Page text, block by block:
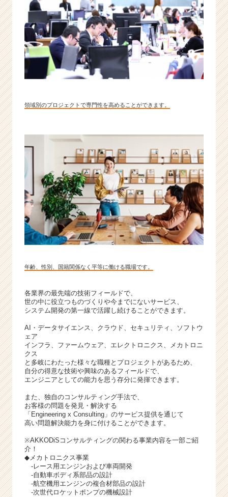
領域別のプロジェクトで専門性を高めることができます。
年齢、性別、国籍関係なく平等に働ける職場です。
各業界の最先端の技術フィールドで、
世の中に役立つものづくりや今までにないサービス、
システム開発の第一線で活躍し続けることができます。
AI・データサイエンス、クラウド、セキュリティ、ソフトウ
ェア
インフラ、ファームウェア、エレクトロニクス、メカトロニ
クス
と多岐にわたった様々な職種とプロジェクトがあるため、
自分の得意な技術や興味のあるフィールドで、
エンジニアとしての能力を思う存分に発揮できます。
また、独自のコンサルティング手法で、
お客様の問題を発見・解決する
「Engineering x Consulting」のサービス提供を通じて
高い問題解決能力を身に付けることができます。
※AKKODiSコンサルティングの関わる事業内容を一部ご紹
介！
◆メカトロニクス事業
-レース用エンジンおよび車両開発
-自動車ボディ系部品の設計
-航空機用エンジンの複合材部品の設計
-次世代ロケットポンプの機械設計